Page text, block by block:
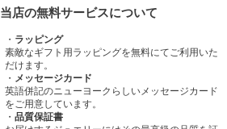
当店の無料サービスについて
・ ラッピング
素敵なギフト用ラッピングを無料にてご利用いた
だけます。
・ メッセージカード
英語併記のニューヨークらしいメッセージカード
をご用意しています。
・ 品質保証書